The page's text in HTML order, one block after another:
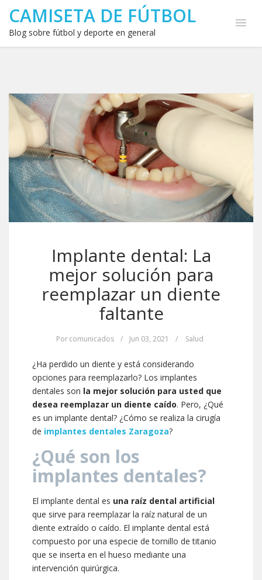
CAMISETA DE FÚTBOL
Blog sobre fútbol y deporte en general
Implante dental: La
mejor solución para
reemplazar un diente
faltante
Por comunicados / Jun 03, 2021 / Salud
¿Ha perdido un diente y está considerando
opciones para reemplazarlo? Los implantes
dentales son la mejor solución para usted que
desea reemplazar un diente caído. Pero, ¿Qué
es un implante dental? ¿Cómo se realiza la cirugía
de implantes dentales Zaragoza?
¿Qué son los
implantes dentales?
El implante dental es una raíz dental artificial
que sirve para reemplazar la raíz natural de un
diente extraído o caído. El implante dental está
compuesto por una especie de tornillo de titanio
que se inserta en el hueso mediante una
intervención quirúrgica.